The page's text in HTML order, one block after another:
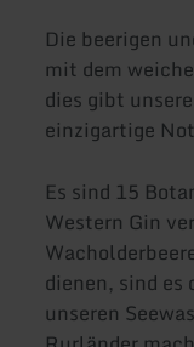
Die beerigen
mit dem
dies gibt
einzigartige
Es sind 15
Western Gin
dienen, sind
unseren